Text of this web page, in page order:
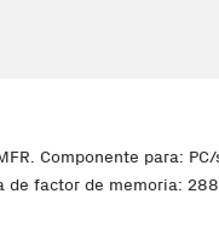
Componente para:
factor de memoria: